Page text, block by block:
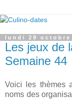
lundi 29 octobre
Les jeux de
Semaine 44
Voici les thèmes
noms des